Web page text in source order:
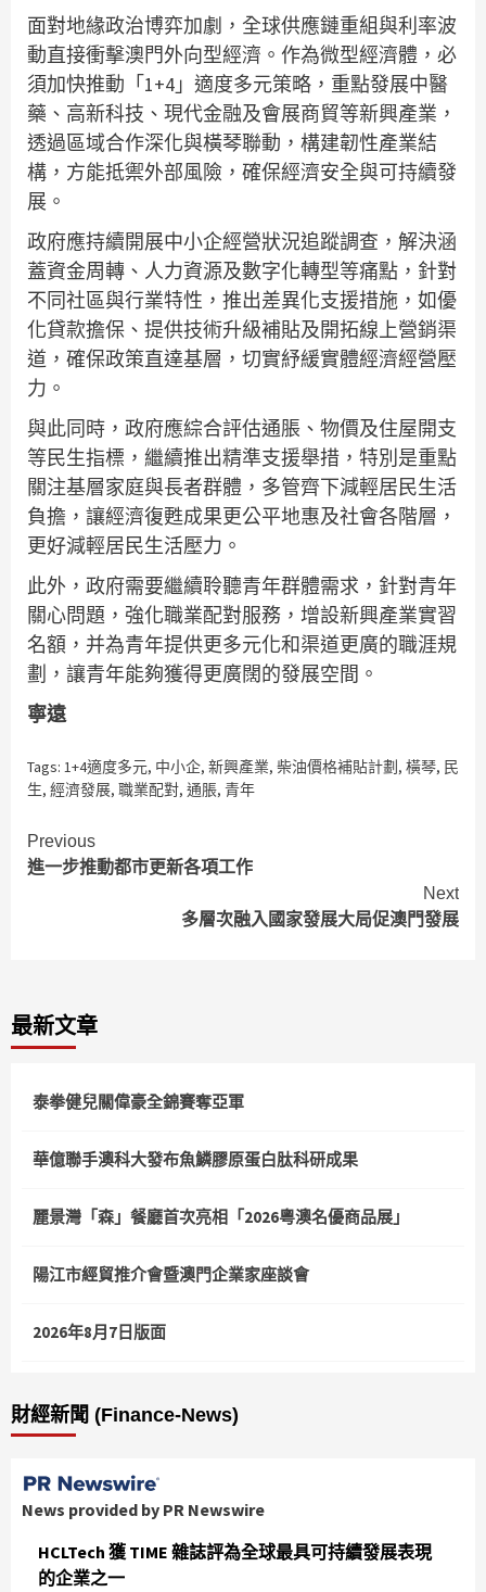
面對地緣政治博弈加劇，全球供應鏈重組與利率波
動直接衝擊澳門外向型經濟。作為微型經濟體，必
須加快推動「1+4」適度多元策略，重點發展中醫
藥、高新科技、現代金融及會展商貿等新興產業，
透過區域合作深化與橫琴聯動，構建韌性產業結
構，方能抵禦外部風險，確保經濟安全與可持續發
展。
政府應持續開展中小企經營狀況追蹤調查，解決涵
蓋資金周轉、人力資源及數字化轉型等痛點，針對
不同社區與行業特性，推出差異化支援措施，如優
化貸款擔保、提供技術升級補貼及開拓線上營銷渠
道，確保政策直達基層，切實紓緩實體經濟經營壓
力。
與此同時，政府應綜合評估通脹、物價及住屋開支
等民生指標，繼續推出精準支援舉措，特別是重點
關注基層家庭與長者群體，多管齊下減輕居民生活
負擔，讓經濟復甦成果更公平地惠及社會各階層，
更好減輕居民生活壓力。
此外，政府需要繼續聆聽青年群體需求，針對青年
關心問題，強化職業配對服務，增設新興產業實習
名額，并為青年提供更多元化和渠道更廣的職涯規
劃，讓青年能夠獲得更廣闊的發展空間。
寧遠
Tags: 1+4適度多元, 中小企, 新興產業, 柴油價格補貼計劃, 橫琴, 民
生, 經濟發展, 職業配對, 通脹, 青年
Continue
Reading
Previous
進一步推動都市更新各項工作
Next
多層次融入國家發展大局促澳門發展
最新文章
泰拳健兒關偉豪全錦賽奪亞軍
華億聯手澳科大發布魚鱗膠原蛋白肽科研成果
麗景灣「森」餐廳首次亮相「2026粵澳名優商品展」
陽江市經貿推介會暨澳門企業家座談會
2026年8月7日版面
財經新聞 (Finance-News)
News provided by PR Newswire
HCLTech 獲 TIME 雜誌評為全球最具可持續發展表現
的企業之一